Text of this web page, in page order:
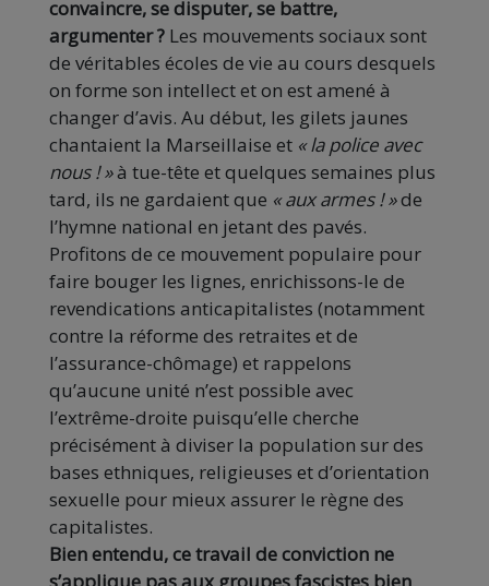
convaincre, se disputer, se battre,
argumenter ? Les mouvements sociaux sont
de véritables écoles de vie au cours desquels
on forme son intellect et on est amené à
changer d’avis. Au début, les gilets jaunes
chantaient la Marseillaise et « la police avec
nous ! »à tue-tête et quelques semaines plus
tard, ils ne gardaient que « aux armes ! »de
l’hymne national en jetant des pavés.
Profitons de ce mouvement populaire pour
faire bouger les lignes, enrichissons-le de
revendications anticapitalistes (notamment
contre la réforme des retraites et de
l’assurance-chômage) et rappelons
qu’aucune unité n’est possible avec
l’extrême-droite puisqu’elle cherche
précisément à diviser la population sur des
bases ethniques, religieuses et d’orientation
sexuelle pour mieux assurer le règne des
capitalistes.
Bien entendu, ce travail de conviction ne